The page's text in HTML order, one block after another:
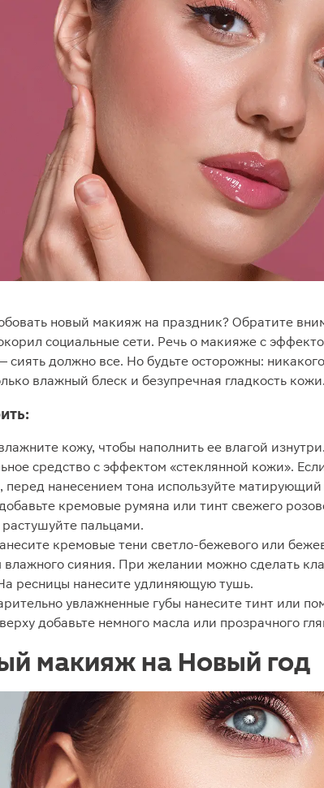
новый макияж на праздник? Обратите
социальные сети. Речь о макияже с
сиять должно все. Но будьте осторожны:
влажный блеск и безупречная гладкость кожи.
кожу, чтобы наполнить ее влагой
средство с эффектом «стеклянной кожи».
перед нанесением тона используйте
кремовые румяна или тинт свежего
растушуйте пальцами.
кремовые тени светло-бежевого или
сияния. При желании можно сделать
ресницы нанесите удлиняющую тушь.
увлажненные губы нанесите тинт или
добавьте немного масла или прозрачного
макияж на Новый год